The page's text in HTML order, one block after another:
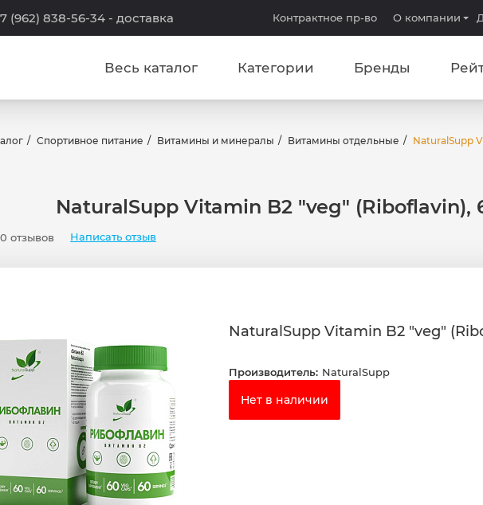
(962) 838-56-34 - доставка Контрактное пр-во О компании
Весь каталог Категории Бренды
Спортивное питание Витамины и минералы Витамины отдельные NaturalSupp
NaturalSupp Vitamin B2 "veg" (Riboflavin),
0 отзывов Написать отзыв
NaturalSupp Vitamin B2 "veg"
Производитель: NaturalSupp
Нет в наличии